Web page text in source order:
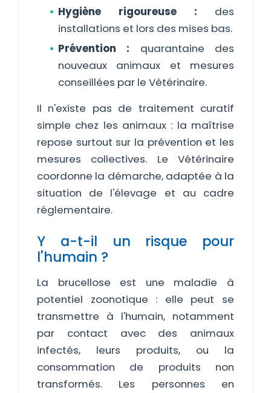
Hygiène rigoureuse : des
installations et lors des mises bas.
Prévention : quarantaine des
nouveaux animaux et mesures
conseillées par le Vétérinaire.
Il n'existe pas de traitement curatif
simple chez les animaux : la maîtrise
repose surtout sur la prévention et les
mesures collectives. Le Vétérinaire
coordonne la démarche, adaptée à la
situation de l'élevage et au cadre
réglementaire.
Y a-t-il un risque pour
l'humain ?
La brucellose est une maladie à
potentiel zoonotique : elle peut se
transmettre à l'humain, notamment
par contact avec des animaux
infectés, leurs produits, ou la
consommation de produits non
transformés. Les personnes en